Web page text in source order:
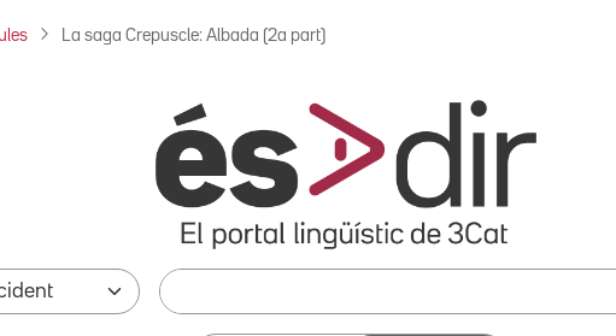
La saga Crepuscle: Albada (2a part)